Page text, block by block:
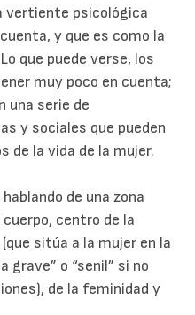
vertiente psicológica
y que es como la
que puede verse, los
muy poco en cuenta;
una serie de
y sociales que pueden
de la vida de la mujer.
de una zona
centro de la
sitúa a la mujer en la
grave” o “senil” si no
de la feminidad y